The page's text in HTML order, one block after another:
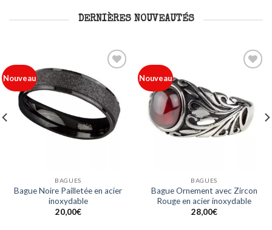
DERNIÈRES NOUVEAUTÉS
Nouveau
à ma
liste
BAGUES
Bague Noire Pailletée en acier
inoxydable
20,00€
Nouveau
BAGUES
Bague Ornement avec Zircon
Rouge en acier inoxydable
28,00€